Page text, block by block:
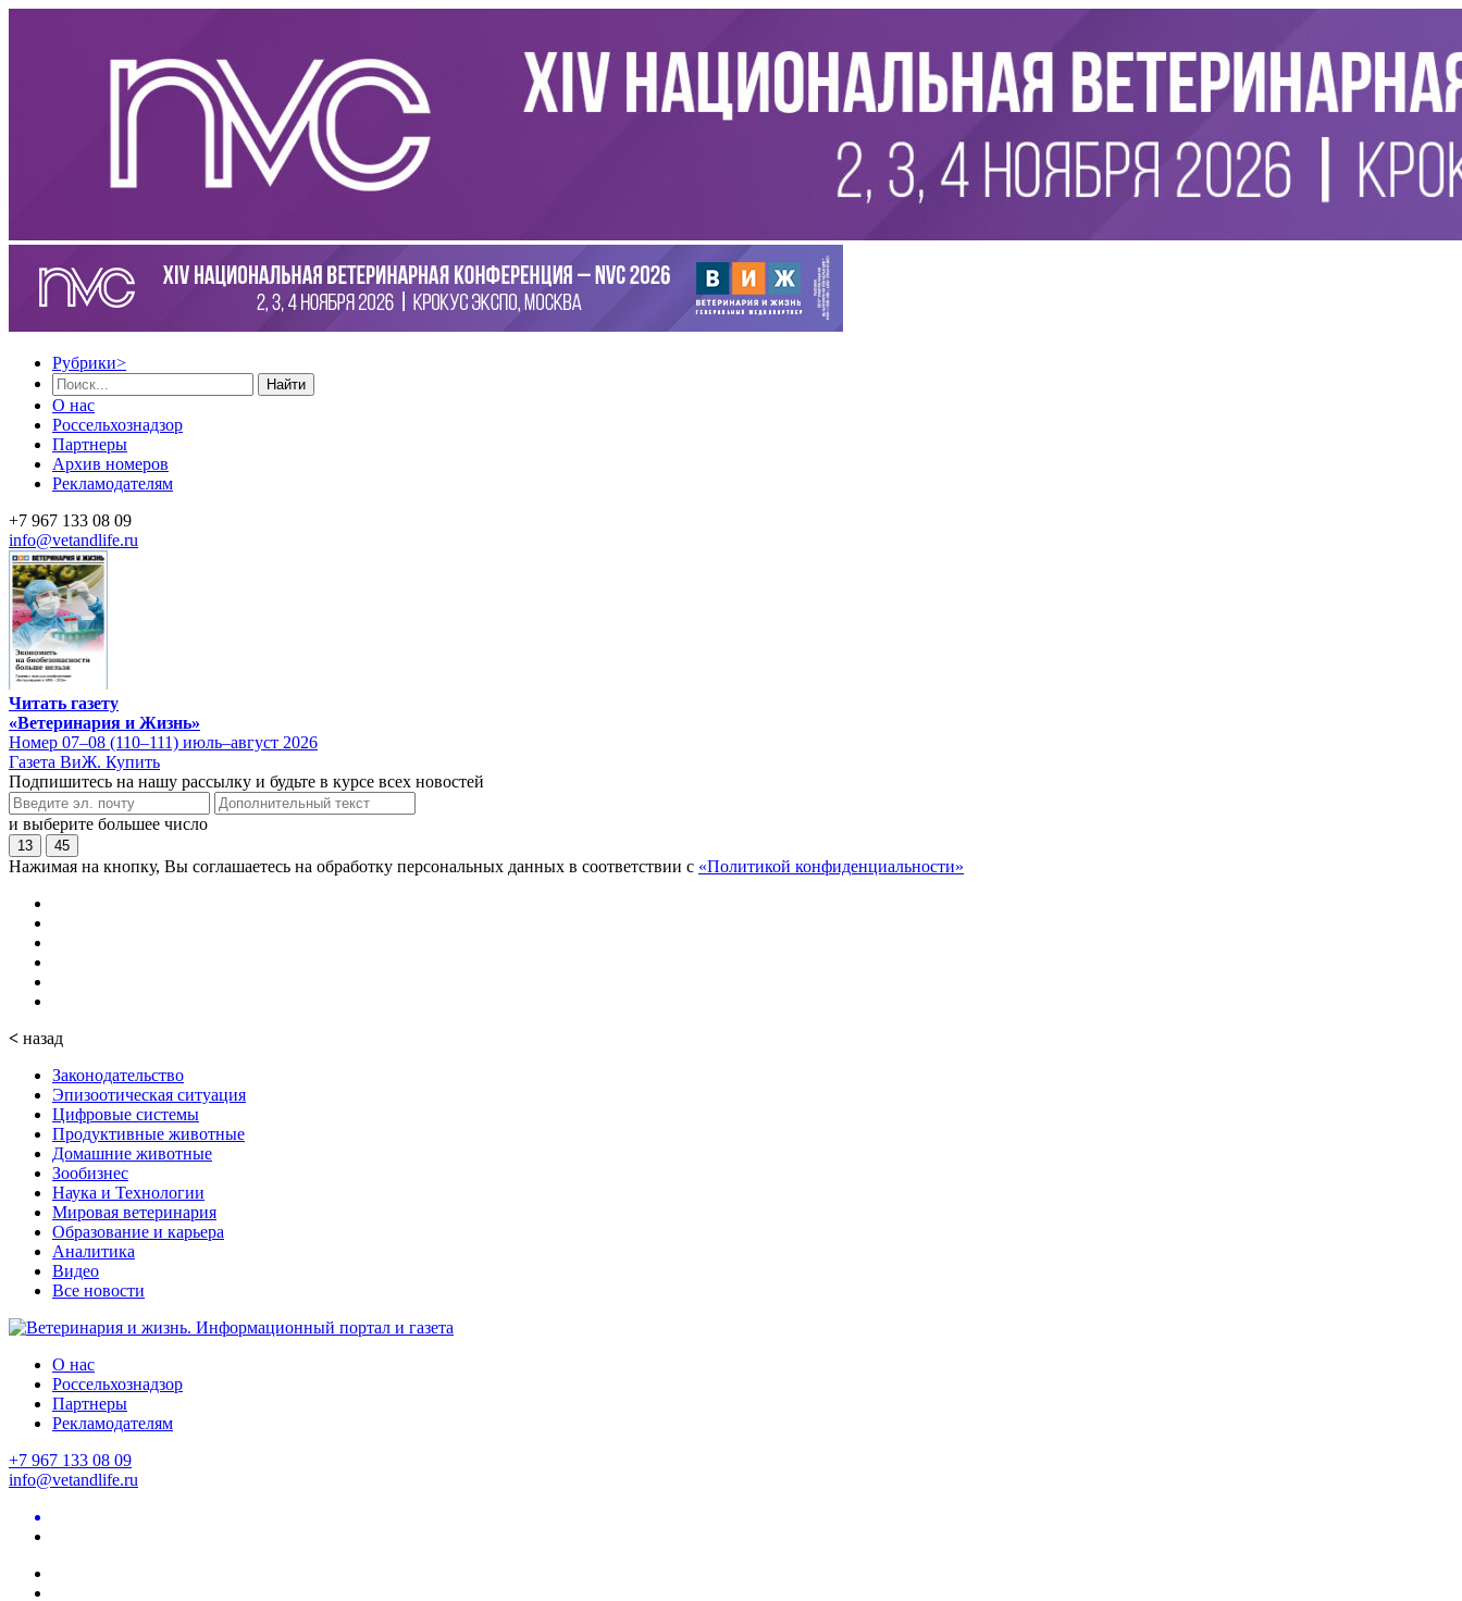
Рубрики>
Найти
О нас
Россельхознадзор
Партнеры
Архив номеров
Рекламодателям
+7 967 133 08 09
info@vetandlife.ru
Читать газету
«Ветеринария и Жизнь»
Номер 07–08 (110–111) июль–август 2026
Газета ВиЖ. Купить
Подпишитесь на нашу рассылку и будьте в курсе всех новостей
и выберите большее число
13 45
Нажимая на кнопку, Вы соглашаетесь на обработку персональных данных в соответствии с «Политикой конфиденциальности»
< назад
Законодательство
Эпизоотическая ситуация
Цифровые системы
Продуктивные животные
Домашние животные
Зообизнес
Наука и Технологии
Мировая ветеринария
Образование и карьера
Аналитика
Видео
Все новости
О нас
Россельхознадзор
Партнеры
Рекламодателям
+7 967 133 08 09
info@vetandlife.ru